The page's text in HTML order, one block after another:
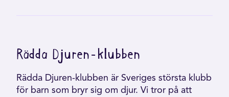
Rädda Djuren-klubben
Rädda Djuren-klubben är Sveriges största klubb
för barn som bryr sig om djur. Vi tror på att